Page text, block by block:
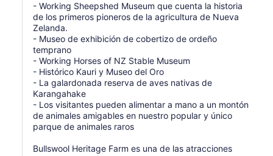
- Working Sheepshed Museum que cuenta la historia
de los primeros pioneros de la agricultura de Nueva
Zelanda.
- Museo de exhibición de cobertizo de ordeño
temprano
- Working Horses of NZ Stable Museum
- Histórico Kauri y Museo del Oro
- La galardonada reserva de aves nativas de
Karangahake
- Los visitantes pueden alimentar a mano a un montón
de animales amigables en nuestro popular y único
parque de animales raros
Bullswool Heritage Farm es una de las atracciones